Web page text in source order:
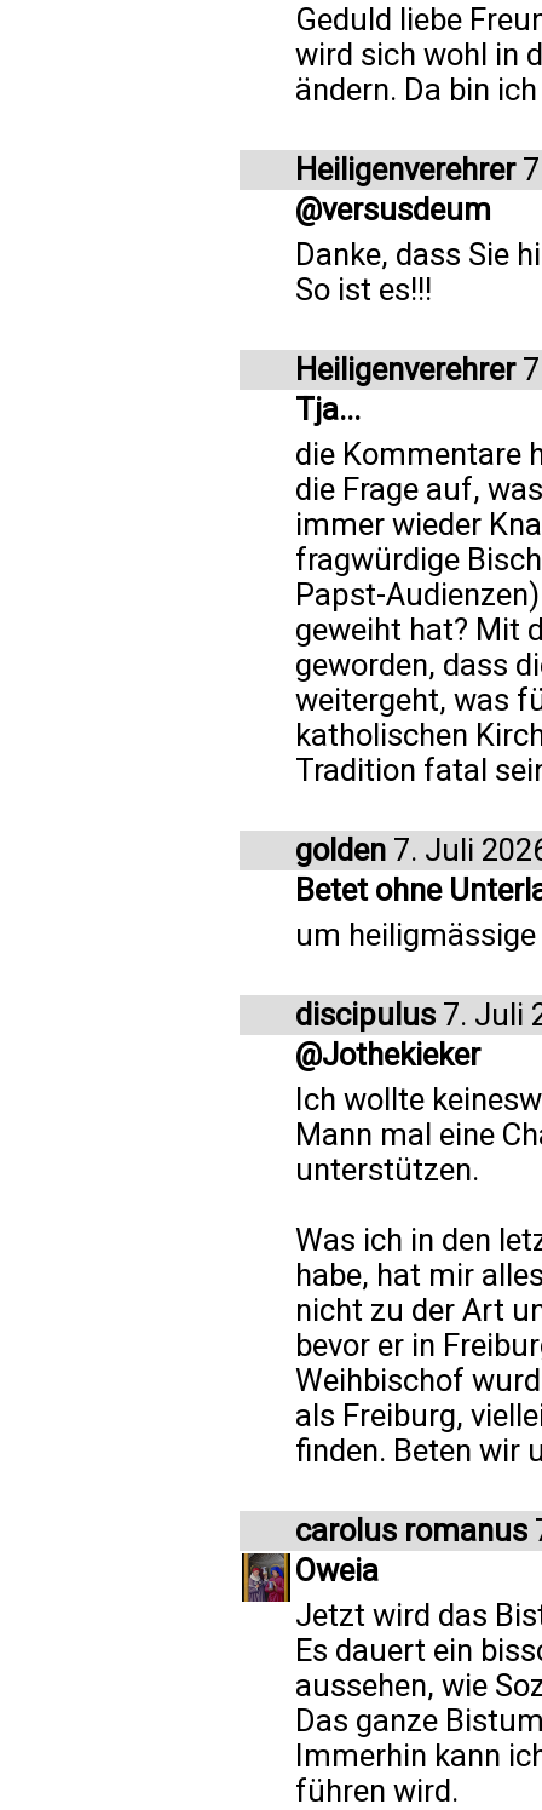
Geduld liebe
wird sich wohl in
ändern. Da bin
Heiligenverehrer
@versusdeum
Danke, dass Sie
So ist es!!!
Heiligenverehrer
Tja...
die Kommentare
die Frage auf,
immer wieder
fragwürdige
Papst-
geweiht hat? Mit
geworden, dass
weitergeht, was
katholischen
Tradition fatal
golden 7. Juli
Betet ohne
um
discipulus 7. Juli
@Jothekieker
Ich wollte
Mann mal eine
unterstützen.
Was ich in den
habe, hat mir
nicht zu der Art
bevor er in
Weihbischof
als Freiburg,
finden. Beten wir
carolus romanus
Oweia
Jetzt wird das
Es dauert ein
aussehen, wie
Das ganze
Immerhin kann
führen wird.